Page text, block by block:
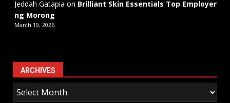
Jeddah Gatapia on Brilliant Skin Essentials Top Employer
ng Morong
March 19, 2026
ARCHIVES